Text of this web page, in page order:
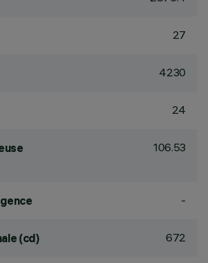
27
4230
24
106.53
-
(cd) 672